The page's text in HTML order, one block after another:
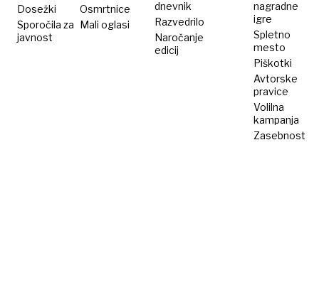
Dosežki
Sporočila za
javnost
Osmrtnice
Mali oglasi
dnevnik
Razvedrilo
Naročanje
edicij
nagradne
igre
Spletno
mesto
Piškotki
Avtorske
pravice
Volilna
kampanja
Zasebnost